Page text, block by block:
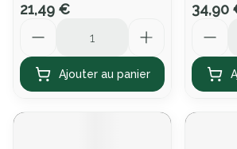
21,49 €
Ajouter au panier
34,90